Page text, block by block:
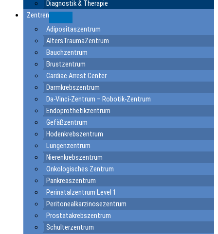
Diagnostik & Therapie
Zentren
Adipositaszentrum
AltersTraumaZentrum
Bauchzentrum
Brustzentrum
Cardiac Arrest Center
Darmkrebszentrum
Da-Vinci-Zentrum – Robotik-Zentrum
Endoprothetikzentrum
Gefäßzentrum
Hodenkrebszentrum
Lungenzentrum
Nierenkrebszentrum
Onkologisches Zentrum
Pankreaszentrum
Perinatalzentrum Level 1
Peritonealkarzinosezentrum
Prostatakrebszentrum
Schulterzentrum